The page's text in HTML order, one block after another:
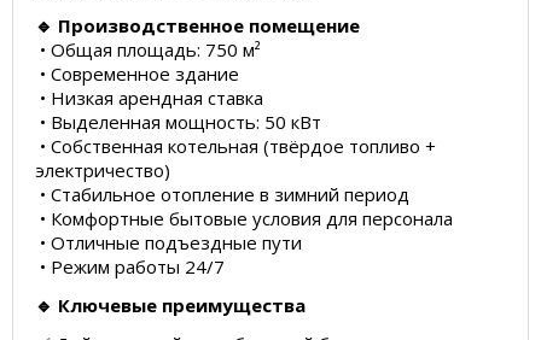
🔹 Производственное помещение
• Общая площадь: 750 м²
• Современное здание
• Низкая арендная ставка
• Выделенная мощность: 50 кВт
• Собственная котельная (твёрдое топливо +
электричество)
• Стабильное отопление в зимний период
• Комфортные бытовые условия для персонала
• Отличные подъездные пути
• Режим работы 24/7
🔹 Ключевые преимущества